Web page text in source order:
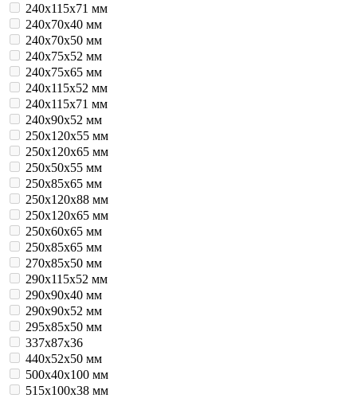
240x115x71 мм
240x70x40 мм
240x70x50 мм
240x75x52 мм
240x75x65 мм
240х115х52 мм
240х115х71 мм
240х90х52 мм
250x120x55 мм
250x120x65 мм
250x50x55 мм
250x85x65 мм
250х120x88 мм
250х120х65 мм
250х60х65 мм
250х85х65 мм
270х85х50 мм
290х115х52 мм
290х90х40 мм
290х90х52 мм
295х85х50 мм
337х87х36
440x52x50 мм
500х40х100 мм
515x100x38 мм